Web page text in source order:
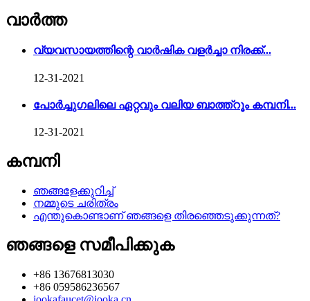
വാർത്ത
വ്യവസായത്തിന്റെ വാർഷിക വളർച്ചാ നിരക്ക്...
12-31-2021
പോർച്ചുഗലിലെ ഏറ്റവും വലിയ ബാത്ത്‌റൂം കമ്പനി...
12-31-2021
കമ്പനി
ഞങ്ങളേക്കുറിച്ച്
നമ്മുടെ ചരിത്രം
എന്തുകൊണ്ടാണ് ഞങ്ങളെ തിരഞ്ഞെടുക്കുന്നത്?
ഞങ്ങളെ സമീപിക്കുക
+86 13676813030
+86 059586236567